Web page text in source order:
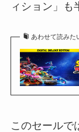
ィション」も
あわせて読みた
このセールで